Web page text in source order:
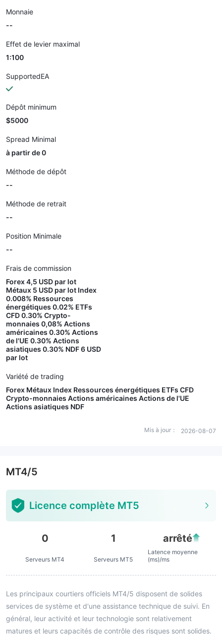
Monnaie
--
Effet de levier maximal
1:100
SupportedEA
Dépôt minimum
$5000
Spread Minimal
à partir de 0
Méthode de dépôt
--
Méthode de retrait
--
Position Minimale
--
Frais de commission
Forex 4,5 USD par lot
Métaux 5 USD par lot Index
0.008% Ressources
énergétiques 0.02% ETFs
CFD 0.30% Crypto-
monnaies 0,08% Actions
américaines 0.30% Actions
de l'UE 0.30% Actions
asiatiques 0.30% NDF 6 USD
par lot
Variété de trading
Forex Métaux Index Ressources énergétiques ETFs CFD
Crypto-monnaies Actions américaines Actions de l'UE
Actions asiatiques NDF
Mis à jour： 2026-08-07
MT4/5
Licence complète MT5
0
Serveurs MT4
1
Serveurs MT5
arrêté
Latence moyenne
(ms)/ms
Les principaux courtiers officiels MT4/5 disposent de solides
services de système et d'une assistance technique de suivi. En
général, leur activité et leur technologie sont relativement
matures et leurs capacités de contrôle des risques sont solides.